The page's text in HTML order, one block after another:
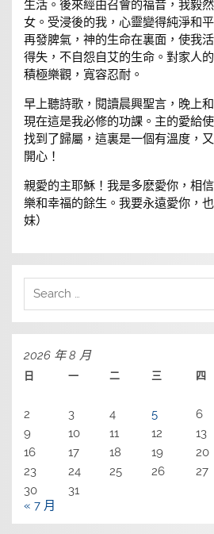
生活。後來經由召會的福音，我毅
女。受浸後的我，心靈變得純淨和
再發脾氣，神的生命在裏面，使我
得失，不自怨自艾的生命。對家人
積極樂觀，寬容忍耐。
早上聽詩歌，閱讀晨興聖言，晚上
現在這是我必修的功課。主的愛給
找到了歸屬，這裏是一個有溫度，
開心！
親愛的主耶穌！我是多麽愛你，相
樂和幸福的餘生。我要永遠愛你，
妹）
2026 年 8 月
日 一 二 三 四
2
3 4 5 6
9
10 11 12 13
16
17 18 19 20
23
24 25 26 27
30
31
« 7 月